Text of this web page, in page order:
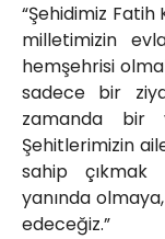
“Şehidimiz
milletimizin
hemşehrisi
sadece bir
zamanda bir
Şehitlerimizin
sahip çıkmak
yanında
edeceğiz.”